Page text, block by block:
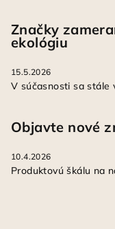
Značky
ekológiu
15.5.2026
V súčasnosti sa stále
Objavte nové
10.4.2026
Produktovú škálu na